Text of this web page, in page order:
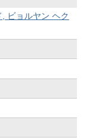
, ビョルヤン ヘク